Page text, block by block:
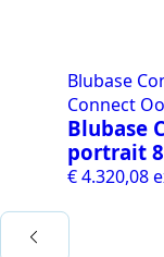
Blubase
Connect
Blubase
portrait
€4.320,08